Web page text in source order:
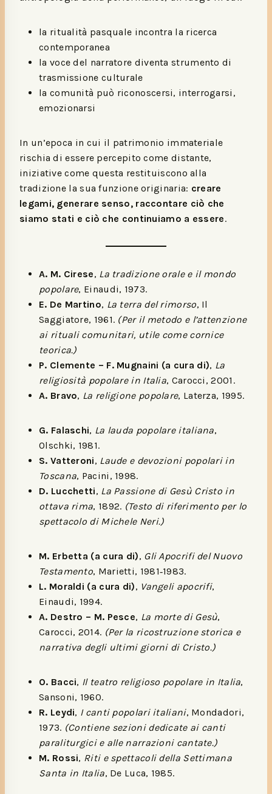
la ritualità pasquale incontra la ricerca
contemporanea
la voce del narratore diventa strumento di
trasmissione culturale
la comunità può riconoscersi, interrogarsi,
emozionarsi
In un’epoca in cui il patrimonio immateriale
rischia di essere percepito come distante,
iniziative come questa restituiscono alla
tradizione la sua funzione originaria: creare
legami, generare senso, raccontare ciò che
siamo stati e ciò che continuiamo a essere.
A. M. Cirese, La tradizione orale e il mondo
popolare, Einaudi, 1973.
E. De Martino, La terra del rimorso, Il
Saggiatore, 1961. (Per il metodo e l’attenzione
ai rituali comunitari, utile come cornice
teorica.)
P. Clemente – F. Mugnaini (a cura di), La
religiosità popolare in Italia, Carocci, 2001.
A. Bravo, La religione popolare, Laterza, 1995.
G. Falaschi, La lauda popolare italiana,
Olschki, 1981.
S. Vatteroni, Laude e devozioni popolari in
Toscana, Pacini, 1998.
D. Lucchetti, La Passione di Gesù Cristo in
ottava rima, 1892. (Testo di riferimento per lo
spettacolo di Michele Neri.)
M. Erbetta (a cura di), Gli Apocrifi del Nuovo
Testamento, Marietti, 1981‑1983.
L. Moraldi (a cura di), Vangeli apocrifi,
Einaudi, 1994.
A. Destro – M. Pesce, La morte di Gesù,
Carocci, 2014. (Per la ricostruzione storica e
narrativa degli ultimi giorni di Cristo.)
O. Bacci, Il teatro religioso popolare in Italia,
Sansoni, 1960.
R. Leydi, I canti popolari italiani, Mondadori,
1973. (Contiene sezioni dedicate ai canti
paraliturgici e alle narrazioni cantate.)
M. Rossi, Riti e spettacoli della Settimana
Santa in Italia, De Luca, 1985.